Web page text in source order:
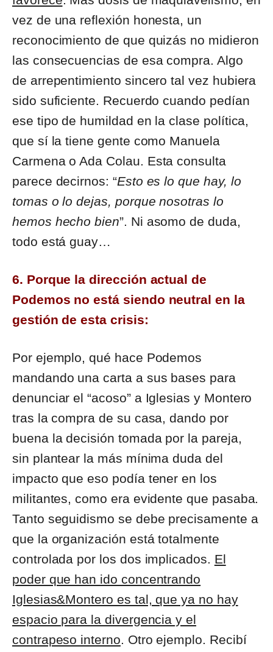
vez de una reflexión honesta, un
reconocimiento de que quizás no midieron
las consecuencias de esa compra. Algo
de arrepentimiento sincero tal vez hubiera
sido suficiente. Recuerdo cuando pedían
ese tipo de humildad en la clase política,
que sí la tiene gente como Manuela
Carmena o Ada Colau. Esta consulta
parece decirnos: “Esto es lo que hay, lo
tomas o lo dejas, porque nosotras lo
hemos hecho bien”. Ni asomo de duda,
todo está guay…
6. Porque la dirección actual de
Podemos no está siendo neutral en la
gestión de esta crisis:
Por ejemplo, qué hace Podemos
mandando una carta a sus bases para
denunciar el “acoso” a Iglesias y Montero
tras la compra de su casa, dando por
buena la decisión tomada por la pareja,
sin plantear la más mínima duda del
impacto que eso podía tener en los
militantes, como era evidente que pasaba.
Tanto seguidismo se debe precisamente a
que la organización está totalmente
controlada por los dos implicados. El
poder que han ido concentrando
Iglesias&Montero es tal, que ya no hay
espacio para la divergencia y el
contrapeso interno. Otro ejemplo. Recibí